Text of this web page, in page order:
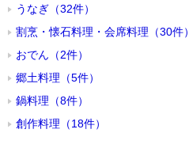
うなぎ（32件）
割烹・懐石料理・会席料理（30件）
おでん（2件）
郷土料理（5件）
鍋料理（8件）
創作料理（18件）